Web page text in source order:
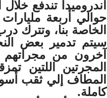
حوالي أربعة
الخاصة بنا، وتترك
سيتم تدمير بعض
آخرون من مجراتهم
المجرتين اللتين
المطاف إلي ثقب
كاملة.